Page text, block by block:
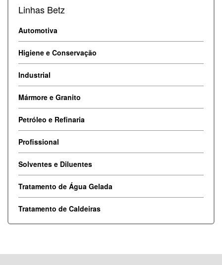
Linhas Betz
Automotiva
Higiene e Conservação
Industrial
Mármore e Granito
Petróleo e Refinaria
Profissional
Solventes e Diluentes
Tratamento de Água Gelada
Tratamento de Caldeiras